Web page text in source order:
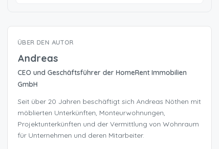
ÜBER DEN AUTOR
Andreas
CEO und Geschäftsführer der HomeRent Immobilien
GmbH
Seit über 20 Jahren beschäftigt sich Andreas Nöthen mit
möblierten Unterkünften, Monteurwohnungen,
Projektunterkünften und der Vermittlung von Wohnraum
für Unternehmen und deren Mitarbeiter.